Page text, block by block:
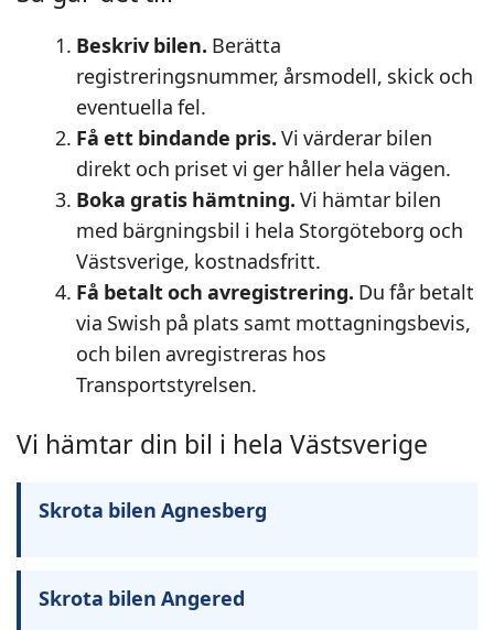
Beskriv bilen. Berätta
registreringsnummer, årsmodell, skick och
eventuella fel.
Få ett bindande pris. Vi värderar bilen
direkt och priset vi ger håller hela vägen.
Boka gratis hämtning. Vi hämtar bilen
med bärgningsbil i hela Storgöteborg och
Västsverige, kostnadsfritt.
Få betalt och avregistrering. Du får betalt
via Swish på plats samt mottagningsbevis,
och bilen avregistreras hos
Transportstyrelsen.
Vi hämtar din bil i hela Västsverige
Skrota bilen Agnesberg
Skrota bilen Angered